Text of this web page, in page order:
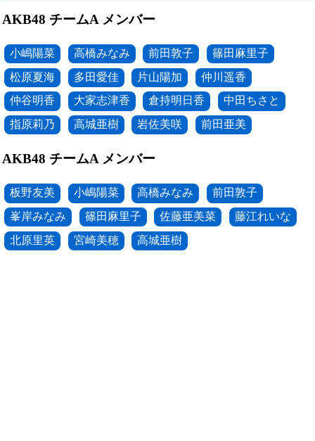
AKB48 チームA メンバー
小嶋陽菜 高橋みなみ 前田敦子
篠田麻里子
松原夏海
多田愛佳 片山陽加
仲川遥香
仲谷明香
大家志津香 倉持明日香
中田ちさと
指原莉乃
高城亜樹 岩佐美咲 前田亜美
AKB48 チームA メンバー
板野友美 小嶋陽菜 高橋みなみ
前田敦子
峯岸みなみ
篠田麻里子 佐藤亜美菜
藤江れいな
北原里英
宮崎美穂 高城亜樹